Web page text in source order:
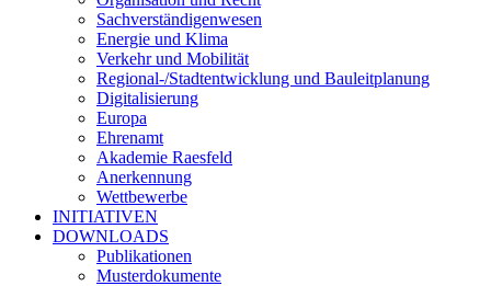
Sachverständigenwesen
Energie und Klima
Verkehr und Mobilität
Regional-/Stadtentwicklung und Bauleitplanung
Digitalisierung
Europa
Ehrenamt
Akademie Raesfeld
Anerkennung
Wettbewerbe
INITIATIVEN
DOWNLOADS
Publikationen
Musterdokumente